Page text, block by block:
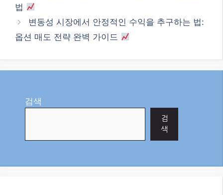
법
변동성 시장에서 안정적인 수익을 추구하는 법:
옵션 매도 전략 완벽 가이드
검색
검
색